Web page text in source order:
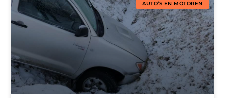
AUTO’S EN MOTOREN